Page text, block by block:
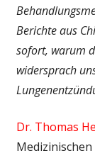
Berichte aus
sofort, warum
widersprach
Dr. Thomas